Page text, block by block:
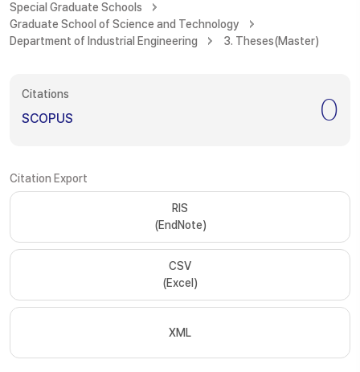
Special Graduate Schools
Graduate School of Science and Technology
Department of Industrial Engineering
3. Theses(Master)
Citations
SCOPUS 0
Citation Export
RIS
(EndNote)
CSV
(Excel)
XML